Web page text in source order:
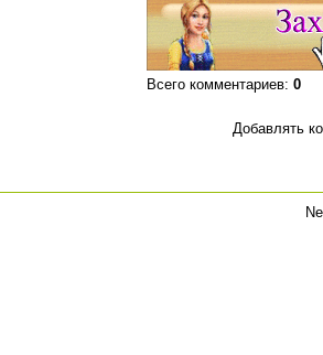
Всего комментариев: 0
Добавлять